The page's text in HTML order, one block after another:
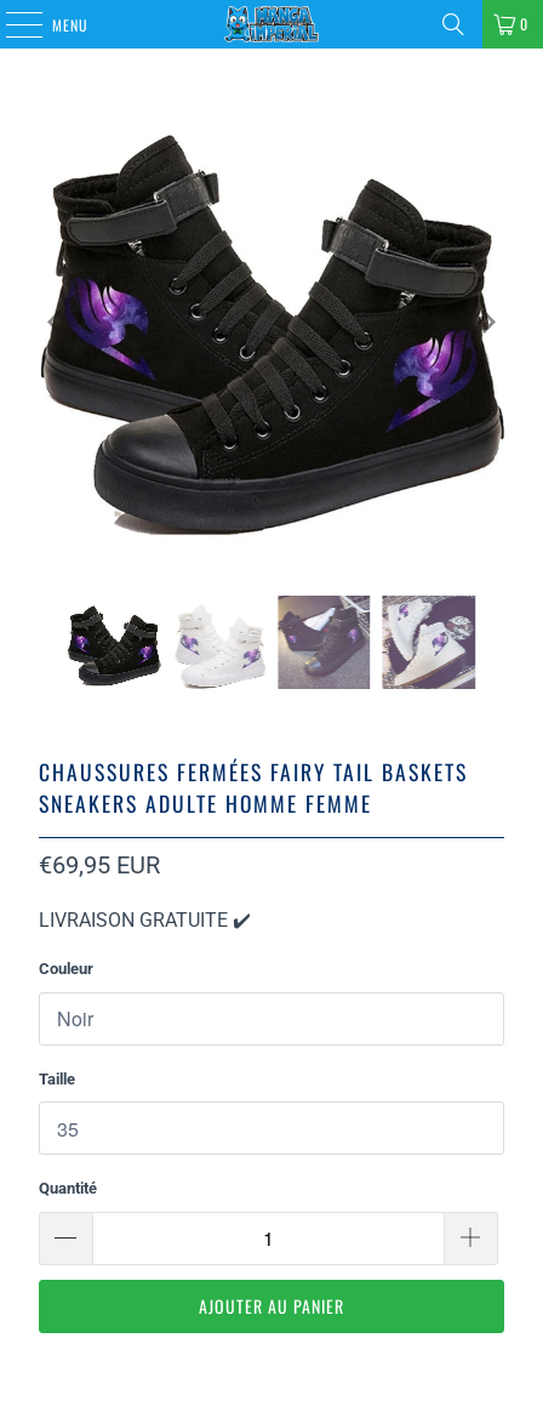
MENU 0
CHAUSSURES FERMÉES FAIRY TAIL BASKETS
SNEAKERS ADULTE HOMME FEMME
€69,95 EUR
LIVRAISON GRATUITE ✔️
Couleur
Taille
Quantité
AJOUTER AU PANIER